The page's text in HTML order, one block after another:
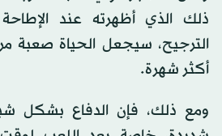
ذلك الذي أظهرته عند الإطاحة
الترجيح، سيجعل الحياة صعبة
أكثر شهرة.
ومع ذلك، فإن الدفاع بشكل